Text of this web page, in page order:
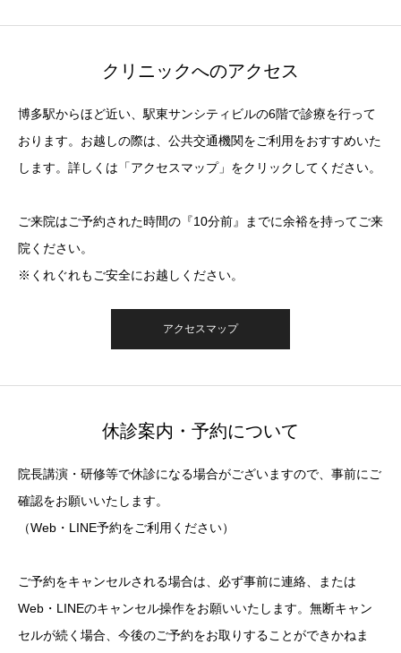
クリニックへのアクセス
博多駅からほど近い、駅東サンシティビルの6階で診療を行って
おります。お越しの際は、公共交通機関をご利用をおすすめいた
します。詳しくは「アクセスマップ」をクリックしてください。
ご来院はご予約された時間の『10分前』までに余裕を持ってご来
院ください。
※くれぐれもご安全にお越しください。
アクセスマップ
休診案内・予約について
院長講演・研修等で休診になる場合がございますので、事前にご
確認をお願いいたします。
（Web・LINE予約をご利用ください）
ご予約をキャンセルされる場合は、必ず事前に連絡、または
Web・LINEのキャンセル操作をお願いいたします。無断キャン
セルが続く場合、今後のご予約をお取りすることができかねま